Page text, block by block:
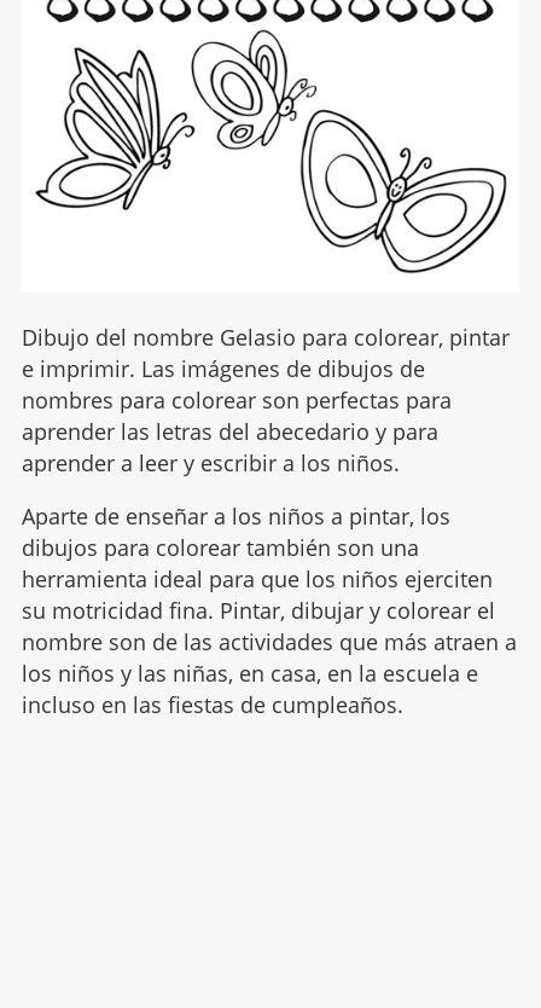
Dibujo del nombre Gelasio para colorear, pintar
e imprimir. Las imágenes de dibujos de
nombres para colorear son perfectas para
aprender las letras del abecedario y para
aprender a leer y escribir a los niños.
Aparte de enseñar a los niños a pintar, los
dibujos para colorear también son una
herramienta ideal para que los niños ejerciten
su motricidad fina. Pintar, dibujar y colorear el
nombre son de las actividades que más atraen a
los niños y las niñas, en casa, en la escuela e
incluso en las fiestas de cumpleaños.